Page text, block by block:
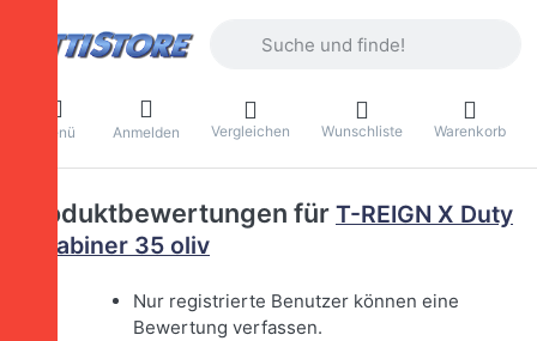
Menü Anmelden Vergleichen Wunschliste Warenkorb
Produktbewertungen für T-REIGN X Duty
Karabiner 35 oliv
Nur registrierte Benutzer können eine
Bewertung verfassen.